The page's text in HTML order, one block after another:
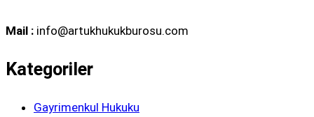
Mail : info@artukhukukburosu.com
Kategoriler
Gayrimenkul Hukuku